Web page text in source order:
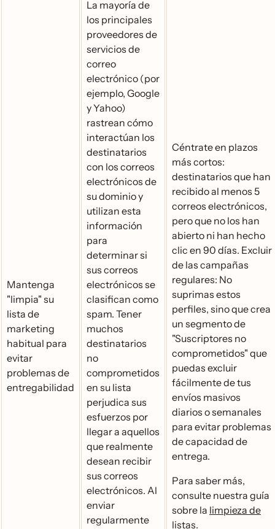
Mantenga
"limpia" su
lista de
marketing
habitual para
evitar
problemas de
entregabilidad
La mayoría de
los principales
proveedores de
servicios de
correo
electrónico (por
ejemplo, Google
y Yahoo)
rastrean cómo
interactúan los
destinatarios
con los correos
electrónicos de
su dominio y
utilizan esta
información
para
determinar si
sus correos
electrónicos se
clasifican como
spam. Tener
muchos
destinatarios
no
comprometidos
en su lista
perjudica sus
esfuerzos por
llegar a aquellos
que realmente
desean recibir
sus correos
electrónicos. Al
enviar
regularmente
Céntrate en plazos
más cortos:
destinatarios que han
recibido al menos 5
correos electrónicos,
pero que no los han
abierto ni han hecho
clic en 90 días. Excluir
de las campañas
regulares: No
suprimas estos
perfiles, sino que crea
un segmento de
"Suscriptores no
comprometidos" que
puedas excluir
fácilmente de tus
envíos masivos
diarios o semanales
para evitar problemas
de capacidad de
entrega.
Para saber más,
consulte nuestra guía
sobre la limpieza de
listas.